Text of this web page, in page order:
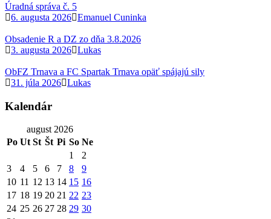
Úradná správa č. 5
6. augusta 2026 Emanuel Cuninka
Obsadenie R a DZ zo dňa 3.8.2026
3. augusta 2026 Lukas
ObFZ Trnava a FC Spartak Trnava opäť spájajú sily
31. júla 2026 Lukas
Kalendár
august 2026
Po Ut St Št Pi So Ne
1
2
3
4 5 6 7 8
9
10 11 12 13 14 15 16
17 18 19 20 21 22 23
24 25 26 27 28 29 30